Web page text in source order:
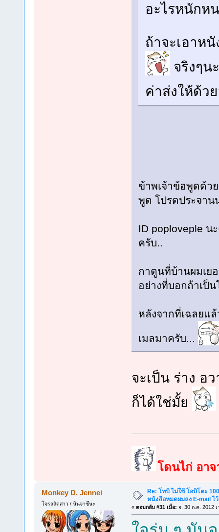
อะไรหนัก
ถ้าจะเอาหนั
จริงๆน
ค่าส่งให้ด้ว
ข้าพเจ้าข้อพูดด้ว
พูด โปรดประจาน
ID poploveple น
ครับ..
กาตูนที่บ้านผมเย
อย่างที่บอกถ้าเป็
หลังจากที่เฉลยแ
เมลมาครับ...
จะเป็น ร่าง อ
ก็ได้ใช่มั้ย
โดนไก่ อา
Monkey D. Jennei
โจรสลัดสาว / นินจาซึนะ
Re: โทบิ ไม่ใช้ โอบิโตะ
หนังสือหมดผมลง E-mail
« ตอบกลับ #31 เมื่อ: จ. 30 ก.ค. 2012